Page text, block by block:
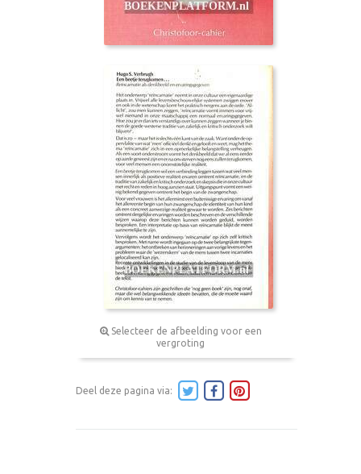
Selecteer de afbeelding voor een
vergroting
Deel deze pagina via: